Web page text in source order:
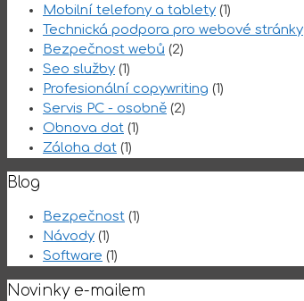
Mobilní telefony a tablety (1)
Technická podpora pro webové stránky
Bezpečnost webů (2)
Seo služby (1)
Profesionální copywriting (1)
Servis PC - osobně (2)
Obnova dat (1)
Záloha dat (1)
Blog
Bezpečnost (1)
Návody (1)
Software (1)
Novinky e-mailem